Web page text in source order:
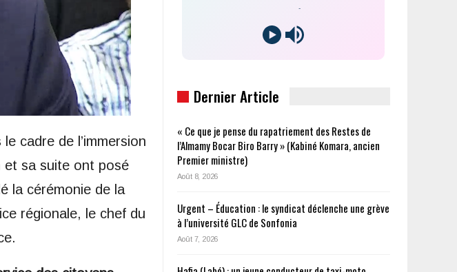
cadre de l’immersion
et sa suite ont posé
la cérémonie de la
régionale, le chef du
Dernier Article
« Ce que je pense du rapatriement des Restes de
l’Almamy Bocar Biro Barry » (Kabiné Komara, ancien
Premier ministre)
Août 8, 2026
Urgent – Éducation : le syndicat déclenche une grève
à l’université GLC de Sonfonia
Août 7, 2026